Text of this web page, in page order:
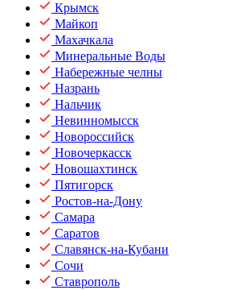
Крымск
Майкоп
Махачкала
Минеральные Воды
Набережные челны
Назрань
Нальчик
Невинномысск
Новороссийск
Новочеркасск
Новошахтинск
Пятигорск
Ростов-на-Дону
Самара
Саратов
Славянск-на-Кубани
Сочи
Ставрополь